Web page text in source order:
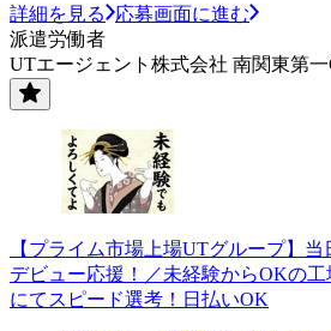
詳細を見る
応募画面に進む
派遣労働者
UTエージェント株式会社 南関東第
【プライム市場上場UTグループ】
デビュー応援！／未経験からOKの
にてスピード選考！日払いOK